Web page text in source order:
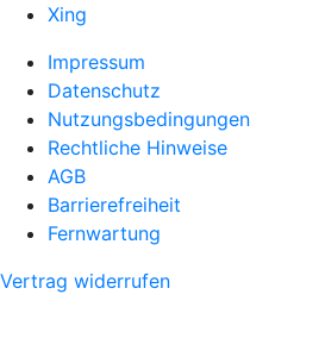
Xing
Impressum
Datenschutz
Nutzungsbedingungen
Rechtliche Hinweise
AGB
Barrierefreiheit
Fernwartung
Vertrag widerrufen